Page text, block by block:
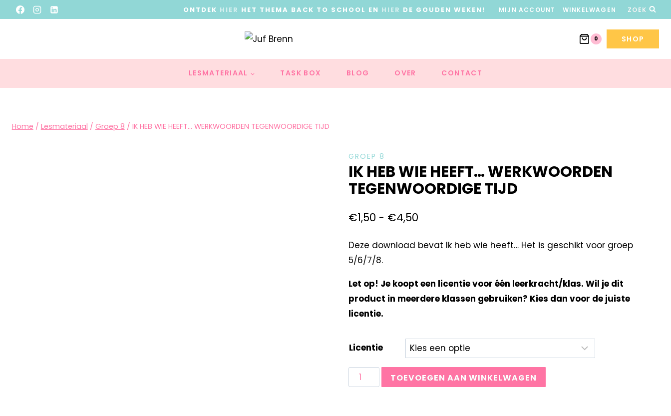
ONTDEK HIER HET THEMA BACK TO SCHOOL EN HIER DE GOUDEN WEKEN! MIJN ACCOUNT WINKELWAGEN ZOEK
0 SHOP
LESMATERIAAL TASK BOX BLOG OVER CONTACT
Home / Lesmateriaal / Groep 8 / IK HEB WIE HEEFT… WERKWOORDEN TEGENWOORDIGE TIJD
GROEP 8
IK HEB WIE HEEFT… WERKWOORDEN
TEGENWOORDIGE TIJD
€1,50 - €4,50
Deze download bevat Ik heb wie heeft… Het is geschikt voor groep
5/6/7/8.
Let op! Je koopt een licentie voor één leerkracht/klas. Wil je dit
product in meerdere klassen gebruiken? Kies dan voor de juiste
licentie.
Licentie
TOEVOEGEN AAN WINKELWAGEN